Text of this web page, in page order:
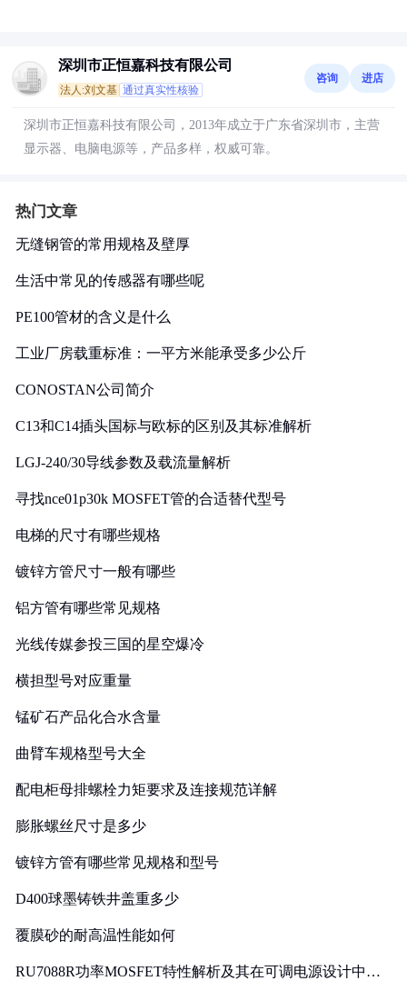
深圳市正恒嘉科技有限公司
法人:刘文基 通过真实性核验
咨询 进店
深圳市正恒嘉科技有限公司，2013年成立于广东省深圳市，主营
显示器、电脑电源等，产品多样，权威可靠。
热门文章
无缝钢管的常用规格及壁厚
生活中常见的传感器有哪些呢
PE100管材的含义是什么
工业厂房载重标准：一平方米能承受多少公斤
CONOSTAN公司简介
C13和C14插头国标与欧标的区别及其标准解析
LGJ-240/30导线参数及载流量解析
寻找nce01p30k MOSFET管的合适替代型号
电梯的尺寸有哪些规格
镀锌方管尺寸一般有哪些
铝方管有哪些常见规格
光线传媒参投三国的星空爆冷
横担型号对应重量
锰矿石产品化合水含量
曲臂车规格型号大全
配电柜母排螺栓力矩要求及连接规范详解
膨胀螺丝尺寸是多少
镀锌方管有哪些常见规格和型号
D400球墨铸铁井盖重多少
覆膜砂的耐高温性能如何
RU7088R功率MOSFET特性解析及其在可调电源设计中的